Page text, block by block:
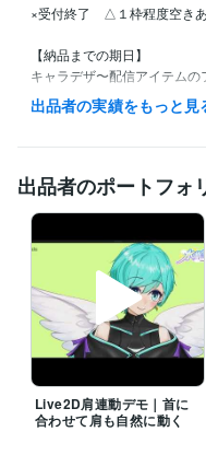
×受付終了　△１枠程度空き
【納品までの期日】
キャラデザ〜配信アイテム
としてお考え下さい。
着手日の目安はご購入前にお
での期日は変更になること
ュールを再設定させていただ
※「ご確認依頼→ご確認のお
になります。（ご確認にお
いただけますとスケジュー
【満枠時のご予約について】
満枠時のご予約も承ってお
ください
【リピートに関して】
リピーター様による、ブラ
プション追加のご依頼も喜
出品者の実績をもっと見
出品者のポートフォ
Live2D肩連動デモ｜首に
合わせて肩も自然に動く